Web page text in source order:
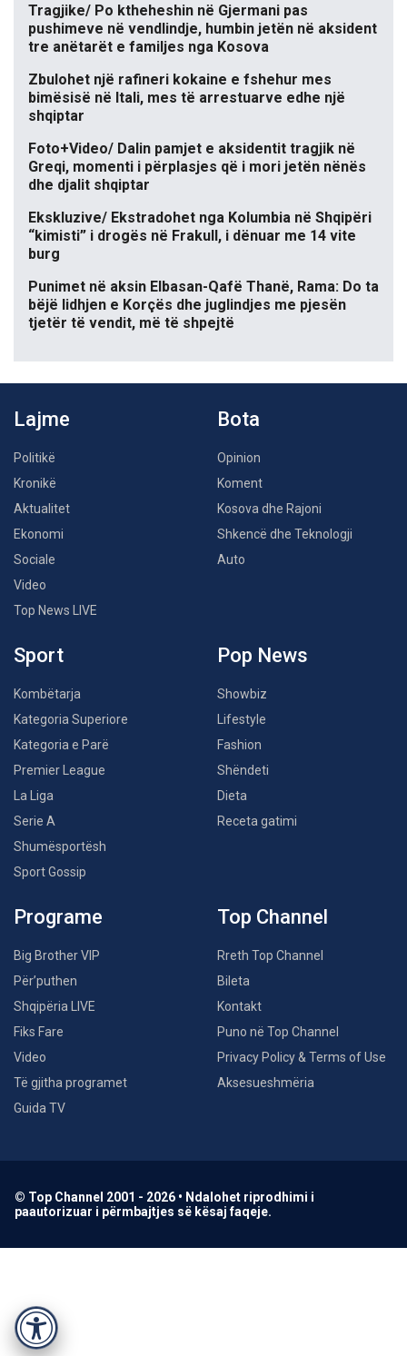
Tragjike/ Po ktheheshin në Gjermani pas
pushimeve në vendlindje, humbin jetën në aksident
tre anëtarët e familjes nga Kosova
Zbulohet një rafineri kokaine e fshehur mes
bimësisë në Itali, mes të arrestuarve edhe një
shqiptar
Foto+Video/ Dalin pamjet e aksidentit tragjik në
Greqi, momenti i përplasjes që i mori jetën nënës
dhe djalit shqiptar
Ekskluzive/ Ekstradohet nga Kolumbia në Shqipëri
“kimisti” i drogës në Frakull, i dënuar me 14 vite
burg
Punimet në aksin Elbasan-Qafë Thanë, Rama: Do ta
bëjë lidhjen e Korçës dhe juglindjes me pjesën
tjetër të vendit, më të shpejtë
Lajme
Politikë
Kronikë
Aktualitet
Ekonomi
Sociale
Video
Top News LIVE
Bota
Opinion
Koment
Kosova dhe Rajoni
Shkencë dhe Teknologji
Auto
Sport
Kombëtarja
Kategoria Superiore
Kategoria e Parë
Premier League
La Liga
Serie A
Shumësportësh
Sport Gossip
Pop News
Showbiz
Lifestyle
Fashion
Shëndeti
Dieta
Receta gatimi
Programe
Big Brother VIP
Për’puthen
Shqipëria LIVE
Fiks Fare
Video
Të gjitha programet
Guida TV
Top Channel
Rreth Top Channel
Bileta
Kontakt
Puno në Top Channel
Privacy Policy & Terms of Use
Aksesueshmëria
© Top Channel 2001 - 2026 • Ndalohet riprodhimi i
paautorizuar i përmbajtjes së kësaj faqeje.